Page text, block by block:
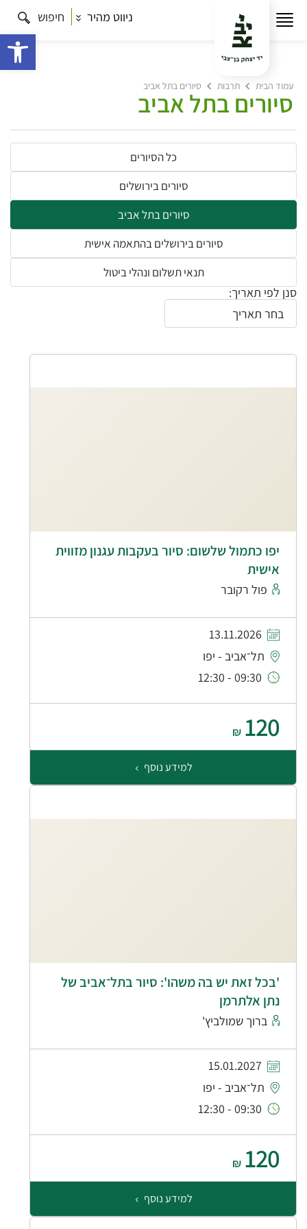
ניווט מהיר חיפוש
עמוד הבית תרבות סיורים בתל אביב
סיורים בתל אביב
כל הסיורים
סיורים בירושלים
סיורים בתל אביב
סיורים בירושלים בהתאמה אישית
תנאי תשלום ונהלי ביטול
סנן לפי תאריך:
יפו כתמול שלשום: סיור בעקבות עגנון מזווית
אישית
פול רקובר
13.11.2026
תל־אביב - יפו
09:30 - 12:30
120
₪
למידע נוסף
'בכל זאת יש בה משהו': סיור בתל־אביב של
נתן אלתרמן
ברוך שמולביץ'
15.01.2027
תל־אביב - יפו
09:30 - 12:30
120
₪
למידע נוסף